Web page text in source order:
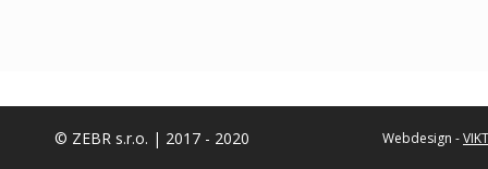
© ZEBR s.r.o. | 2017 - 2020 Webdesign -